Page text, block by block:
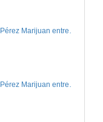
JAI'2022 Roberto Pérez Marijuan entrevista a Josep Albors (ESET)